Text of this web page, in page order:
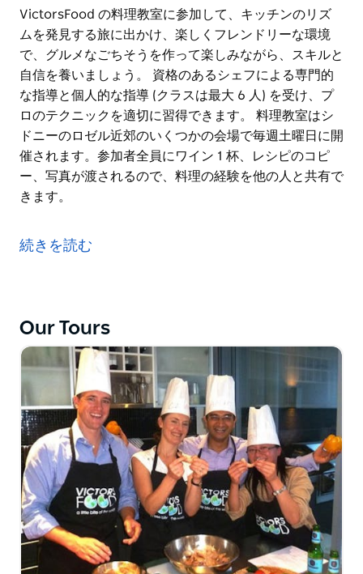
VictorsFood の料理教室に参加して、キッチンのリズ
ムを発見する旅に出かけ、楽しくフレンドリーな環境
で、グルメなごちそうを作って楽しみながら、スキルと
自信を養いましょう。 資格のあるシェフによる専門的
な指導と個人的な指導 (クラスは最大 6 人) を受け、プ
ロのテクニックを適切に習得できます。 料理教室はシ
ドニーのロゼル近郊のいくつかの会場で毎週土曜日に開
催されます。参加者全員にワイン 1 杯、レシピのコピ
ー、写真が渡されるので、料理の経験を他の人と共有で
きます。
ムを発見する旅に出かけ、楽しくフレンドリーな環境
で、グルメなごちそうを作って楽しみながら、スキルと
(クラスは最大 6 人) を受け、プロのテクニックを適切に
習得できます。
料理教室はシドニーのロゼル近郊のいくつかの会場で毎
週土曜日に開催されます。参加者全員にワイン 1 杯、レ
シピのコピー、写真が渡されるので、料理の経験を他の
人と共有できます。
続きを読む
Our Tours